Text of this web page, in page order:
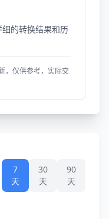
的转换结果和历
，仅供参考，实际交
7
天
30
天
90
天